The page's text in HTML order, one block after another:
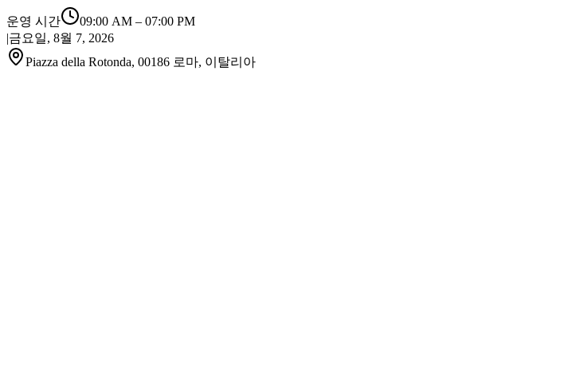
운영 시간 09:00 AM – 07:00 PM
|금요일, 8월 7, 2026
Piazza della Rotonda, 00186 로마, 이탈리아